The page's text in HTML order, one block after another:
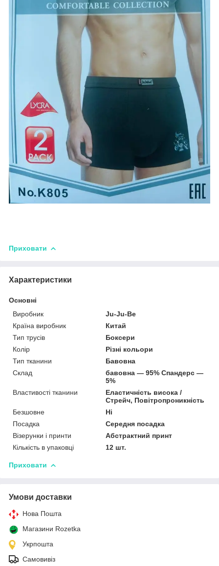
Приховати
Характеристики
Основні
Виробник
Ju-Ju-Be
Країна виробник
Китай
Тип трусів
Боксери
Колір
Різні кольори
Тип тканини
Бавовна
Склад
бавовна — 95% Спандерс —
5%
Властивості тканини
Еластичність висока /
Стрейч, Повітропроникність
Безшовне
Ні
Посадка
Середня посадка
Візерунки і принти
Абстрактний принт
Кількість в упаковці
12 шт.
Приховати
Умови доставки
Нова Пошта
Магазини Rozetka
Укрпошта
Самовивіз